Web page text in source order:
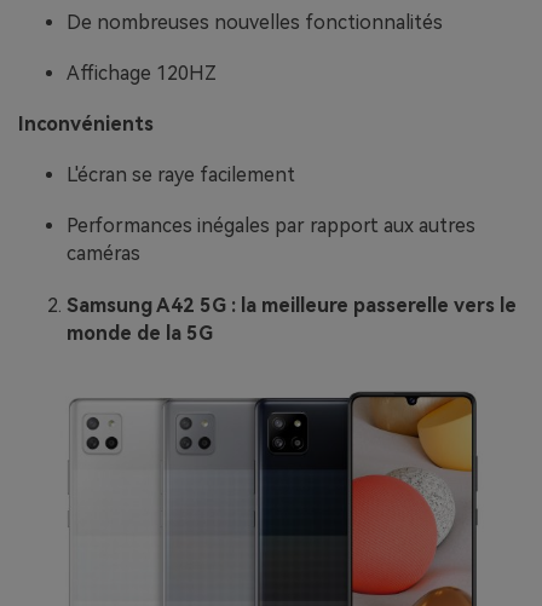
De nombreuses nouvelles fonctionnalités
Affichage 120HZ
Inconvénients
L'écran se raye facilement
Performances inégales par rapport aux autres
caméras
Samsung A42 5G : la meilleure passerelle vers le
monde de la 5G